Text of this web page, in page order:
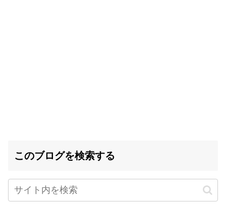
このブログを検索する